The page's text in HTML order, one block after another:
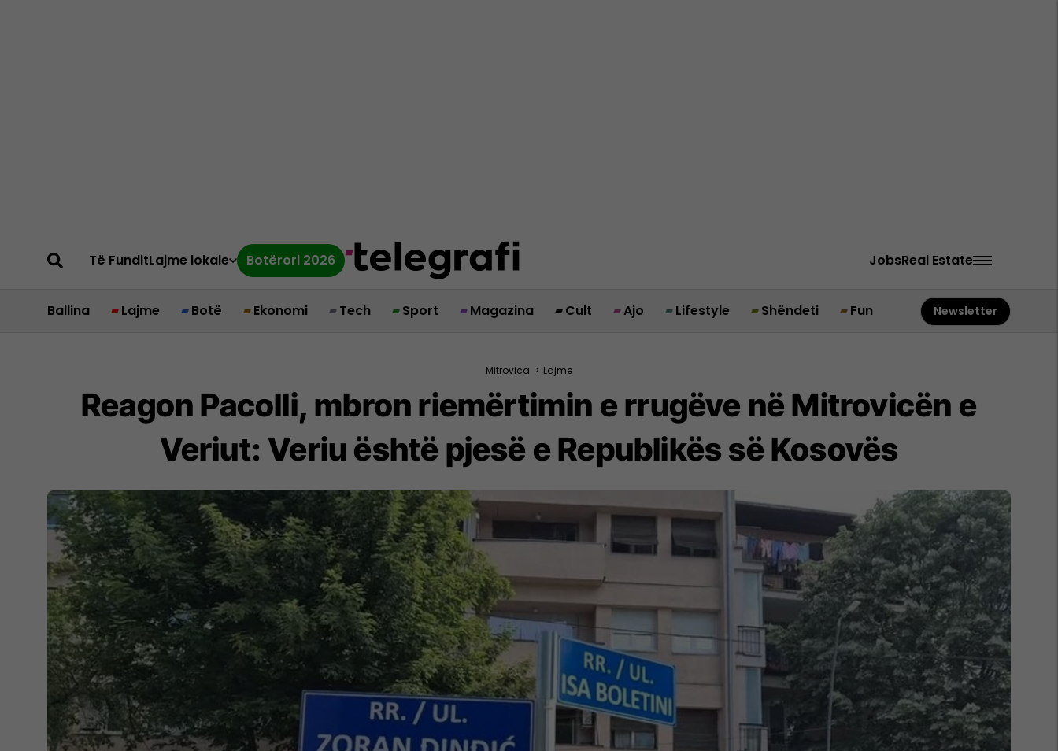
Të FunditLajme lokale Botërori 2026 JobsReal Estate
Ballina Lajme Botë Ekonomi Tech Sport Magazina Cult Ajo Lifestyle Shëndeti Fun Newsletter
Mitrovica > Lajme
Reagon Pacolli, mbron riemërtimin e rrugëve në Mitrovicën e
Veriut: Veriu është pjesë e Republikës së Kosovës